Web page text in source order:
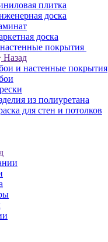
плитка
доска
доска
покрытия
Назад
и настенные покрытия
из полиуретана
для стен и потолков